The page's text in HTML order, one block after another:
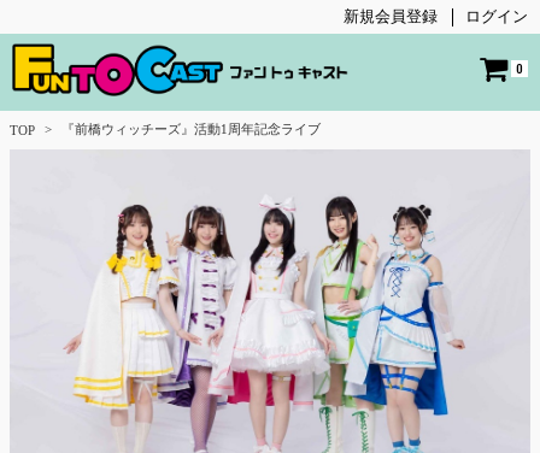
新規会員登録 ログイン
0
TOP 『前橋ウィッチーズ』活動1周年記念ライブ